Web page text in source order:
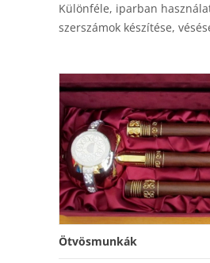
Különféle, iparban
szerszámok készítése,
Ötvösmunkák